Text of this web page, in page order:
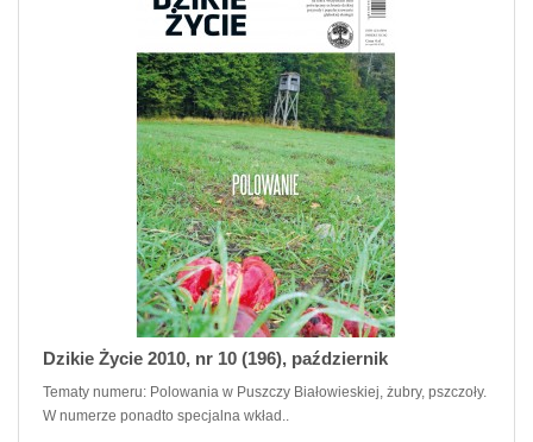
Dzikie Życie 2010, nr 10 (196), październik
Tematy numeru: Polowania w Puszczy Białowieskiej, żubry, pszczoły.
W numerze ponadto specjalna wkład..